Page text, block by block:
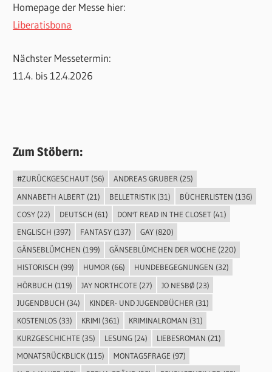
Homepage der Messe hier:
Liberatisbona
Nächster Messetermin:
11.4. bis 12.4.2026
Zum Stöbern:
#ZURÜCKGESCHAUT(56) ANDREAS GRUBER(25)
ANNABETH ALBERT(21) BELLETRISTIK(31) BÜCHERLISTEN (136)
COSY(22) DEUTSCH (61) DON'T READ IN THE CLOSET(41)
ENGLISCH (397) FANTASY(137) GAY(820)
GÄNSEBLÜMCHEN (199) GÄNSEBLÜMCHEN DER WOCHE (220)
HISTORISCH (99) HUMOR(66) HUNDEBEGEGNUNGEN (32)
HÖRBUCH (119) JAY NORTHCOTE (27) JO NESBØ(23)
JUGENDBUCH (34) KINDER- UND JUGENDBÜCHER (31)
KOSTENLOS(33) KRIMI(361) KRIMINALROMAN (31)
KURZGESCHICHTE (35) LESUNG(24) LIEBESROMAN (21)
MONATSRÜCKBLICK(115) MONTAGSFRAGE (97)